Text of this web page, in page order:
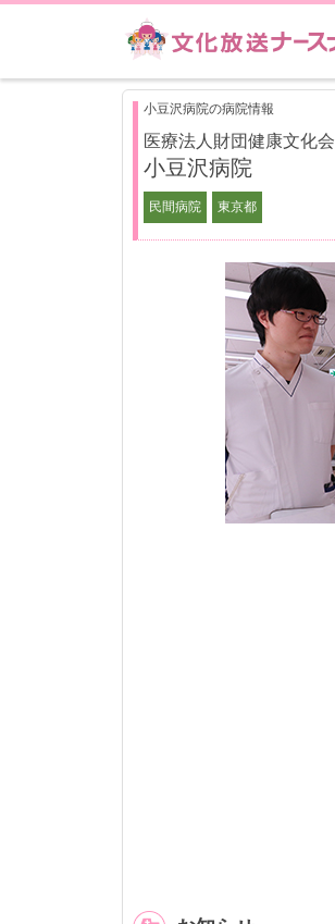
小豆沢病院の病院情報
医療法人財団健康文化会
小豆沢病院
民間病院 東京都